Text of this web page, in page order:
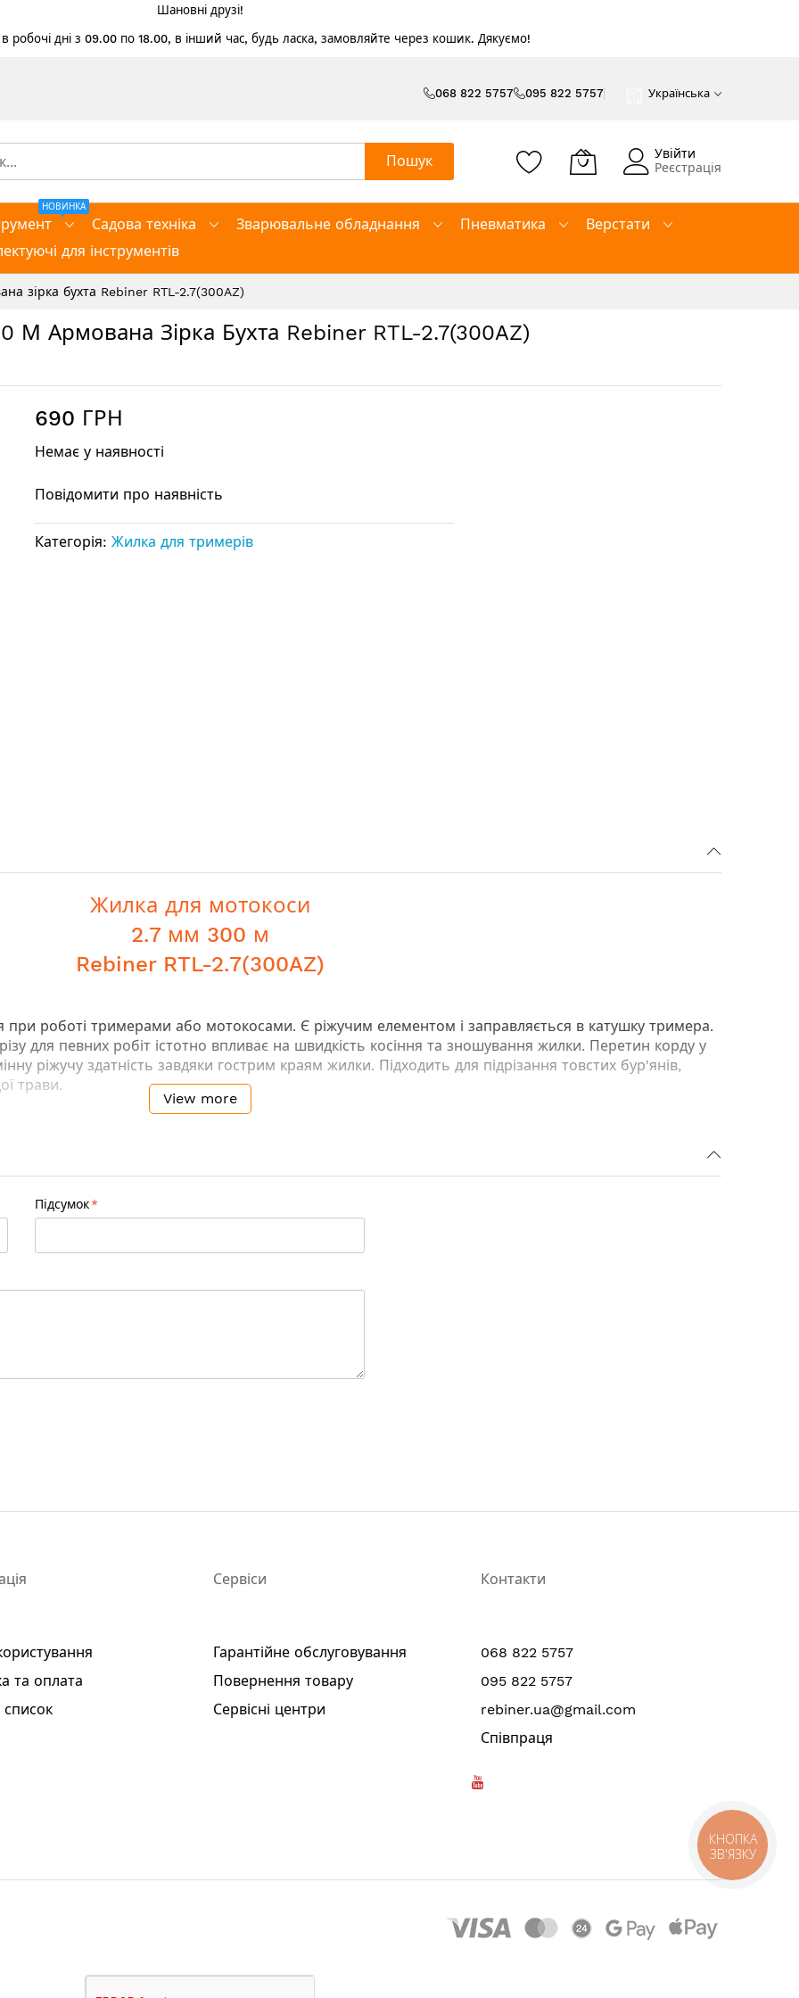
Шановні друзі!
робочі дні з 09.00 по 18.00, в інший час, будь ласка, замовляйте через кошик. Дякуємо!
068 822 5757 095 822 5757 Українська
Пошук
Увійти
Реєстрація
НОВИНКА
Садова техніка Зварювальне обладнання Пневматика
Верстати
для інструментів
зірка бухта Rebiner RTL-2.7(300AZ)
Армована Зірка Бухта Rebiner RTL-2.7(300AZ)
690 ГРН
Немає у наявності
Повідомити про наявність
Категорія: Жилка для тримерів
Жилка для мотокоси
2.7 мм 300 м
Rebiner RTL-2.7(300AZ)
при роботі тримерами або мотокосами. Є ріжучим елементом і заправляється в катушку тримера.
для певних робіт істотно впливає на швидкість косіння та зношування жилки. Перетин корду у
ріжучу здатність завдяки гострим краям жилки. Підходить для підрізання товстих бур'янів,
трави.
View more
Підсумок
та оплата
Сервіси
Гарантійне обслуговування
Повернення товару
Сервісні центри
Контакти
068 822 5757
095 822 5757
rebiner.ua@gmail.com
Співпраця
КНОПКА
ЗВ'ЯЗКУ